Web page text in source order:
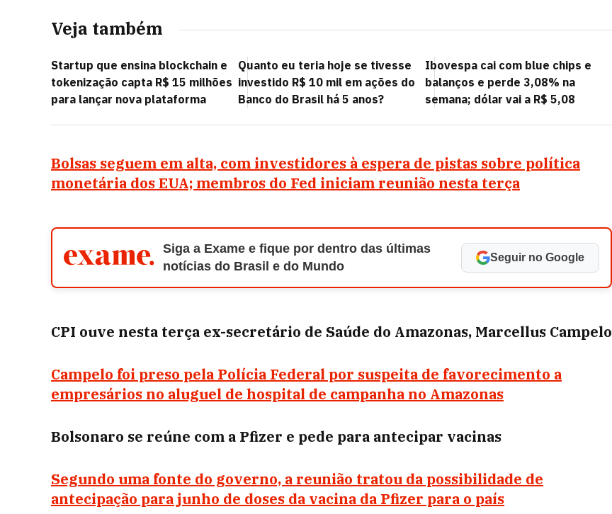
Veja também
Startup que ensina blockchain e
tokenização capta R$ 15 milhões
para lançar nova plataforma
Quanto eu teria hoje se tivesse
investido R$ 10 mil em ações do
Banco do Brasil há 5 anos?
Ibovespa cai com blue chips e
balanços e perde 3,08% na
semana; dólar vai a R$ 5,08
Bolsas seguem em alta, com investidores à espera de pistas sobre política
monetária dos EUA; membros do Fed iniciam reunião nesta terça
Siga a Exame e fique por dentro das últimas
notícias do Brasil e do Mundo
Seguir no Google
CPI ouve nesta terça ex-secretário de Saúde do Amazonas, Marcellus Campelo
Campelo foi preso pela Polícia Federal por suspeita de favorecimento a
empresários no aluguel de hospital de campanha no Amazonas
Bolsonaro se reúne com a Pfizer e pede para antecipar vacinas
Segundo uma fonte do governo, a reunião tratou da possibilidade de
antecipação para junho de doses da vacina da Pfizer para o país